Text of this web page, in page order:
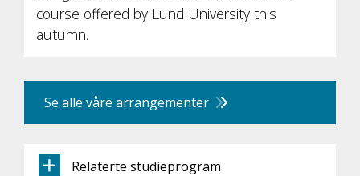
course offered by Lund University this
autumn.
Se alle våre arrangementer
Relaterte studieprogram